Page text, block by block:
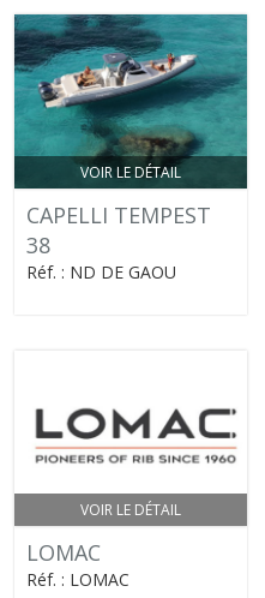
VOIR LE DÉTAIL
CAPELLI TEMPEST
38
Réf. : ND DE GAOU
VOIR LE DÉTAIL
LOMAC
Réf. : LOMAC